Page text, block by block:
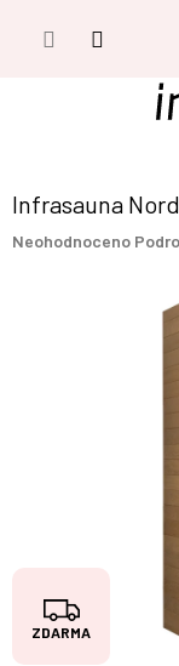
Infrasauna
Průměrné
Neohodnoceno
Z
D
ZDARMA